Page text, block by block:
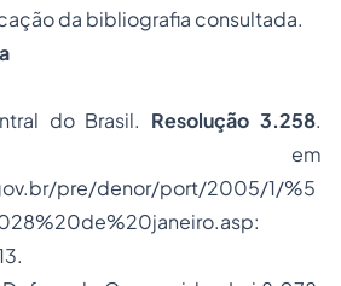
da bibliografia consultada.
do Brasil. Resolução 3.258.
em
pre/denor/port/2005/1/%5
: